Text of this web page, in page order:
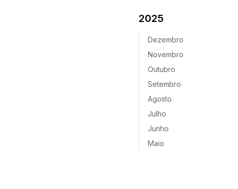
2025
Dezembro
Novembro
Outubro
Setembro
Agosto
Julho
Junho
Maio